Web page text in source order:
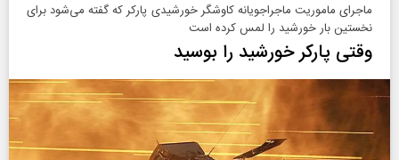
ماجرای ماموریت ماجراجویانه کاوشگر خورشیدی پارکر که گفته می‌شود برای
نخستین بار خورشید را لمس کرده است
وقتی پارکر خورشید را بوسید